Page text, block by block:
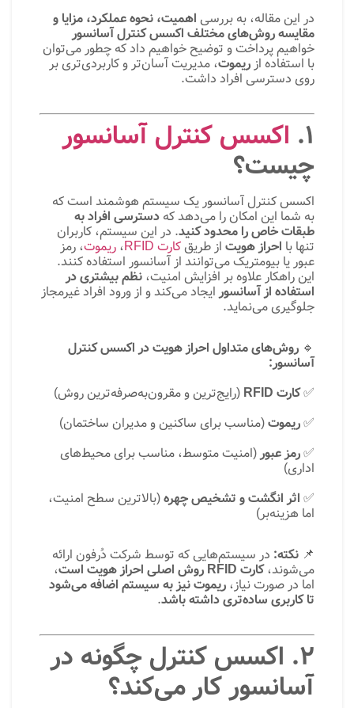
در این مقاله، به بررسی اهمیت، نحوه عملکرد، مزایا و
مقایسه روش‌های مختلف اکسس کنترل آسانسور
خواهیم پرداخت و توضیح خواهیم داد که چطور می‌توان
با استفاده ازریموت، مدیریت آسان‌تر و کاربردی‌تری بر
روی دسترسی افراد داشت.
۱. اکسس کنترل آسانسور
چیست؟
اکسس کنترل آسانسور یک سیستم هوشمند است که
به شما این امکان را می‌دهد که دسترسی افراد به
طبقات خاص را محدود کنید. در این سیستم، کاربران
تنها با احراز هویت از طریقکارت RFID ، ریموت، رمز
عبور یا بیومتریک می‌توانند از آسانسور استفاده کنند.
این راهکار علاوه بر افزایش امنیت، نظم بیشتری در
استفاده از آسانسور ایجاد می‌کند و از ورود افراد غیرمجاز
جلوگیری می‌نماید.
🔹 روش‌های متداول احراز هویت در اکسس کنترل
آسانسور:
✅کارت RFID
(رایج‌ترین و مقرون‌به‌صرفه‌ترین روش)
✅ریموت(مناسب برای ساکنین و مدیران ساختمان)
✅رمز عبور(امنیت متوسط، مناسب برای محیط‌های
اداری)
✅ اثر انگشت و تشخیص چهره(بالاترین سطح امنیت،
اما هزینه‌بر)
📌 نکته: در سیستم‌هایی که توسط شرکت دُرفون ارائه
می‌شوند،کارت RFID روش اصلی احراز هویت است ،
اما در صورت نیاز، ریموت نیز به سیستم اضافه می‌شود
تا کاربری ساده‌تری داشته باشد.
۲. اکسس کنترل چگونه در
آسانسور کار می‌کند؟